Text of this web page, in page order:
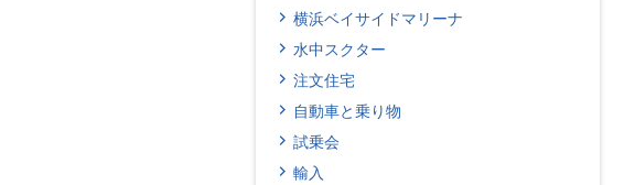
横浜ベイサイドマリーナ
水中スクター
注文住宅
自動車と乗り物
試乗会
輸入